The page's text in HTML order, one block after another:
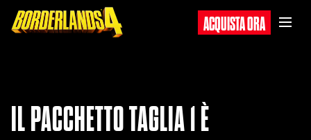
ACQUISTA ORA
IL PACCHETTO TAGLIA 1 È